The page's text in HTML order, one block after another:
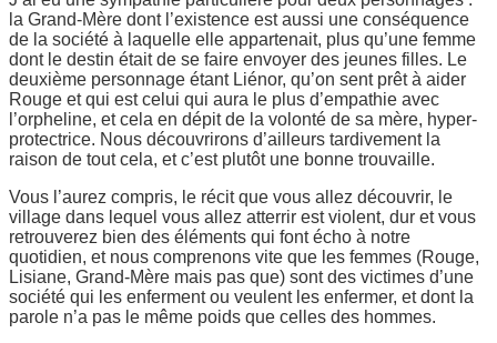
la Grand-Mère dont l’existence est aussi une conséquence
de la société à laquelle elle appartenait, plus qu’une femme
dont le destin était de se faire envoyer des jeunes filles. Le
deuxième personnage étant Liénor, qu’on sent prêt à aider
Rouge et qui est celui qui aura le plus d’empathie avec
l’orpheline, et cela en dépit de la volonté de sa mère, hyper-
protectrice. Nous découvrirons d’ailleurs tardivement la
raison de tout cela, et c’est plutôt une bonne trouvaille.
Vous l’aurez compris, le récit que vous allez découvrir, le
village dans lequel vous allez atterrir est violent, dur et vous
retrouverez bien des éléments qui font écho à notre
quotidien, et nous comprenons vite que les femmes (Rouge,
Lisiane, Grand-Mère mais pas que) sont des victimes d’une
société qui les enferment ou veulent les enfermer, et dont la
parole n’a pas le même poids que celles des hommes.